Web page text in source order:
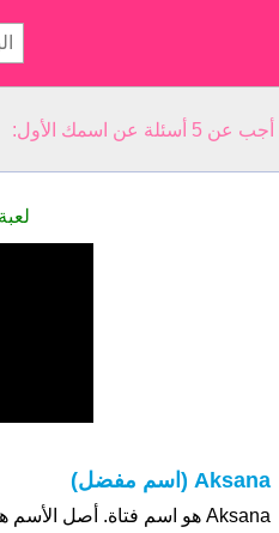
اسمك الأول: اسمك هو:
Aksana (اسم مفضل)